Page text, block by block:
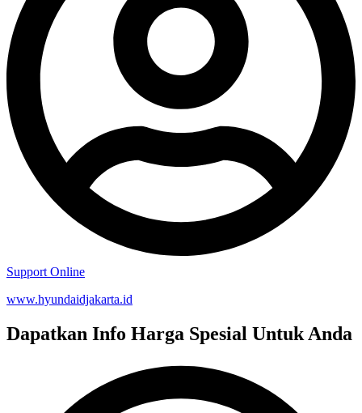
Support Online
www.hyundaidjakarta.id
Dapatkan Info Harga Spesial Untuk Anda